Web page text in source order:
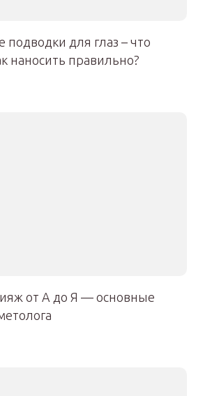
подводки для глаз – что
наносить правильно?
от А до Я — основные